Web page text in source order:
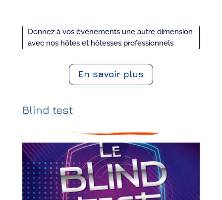
Donnez à vos événements une autre dimension
avec nos hôtes et hôtesses professionnels
En savoir plus
Blind test